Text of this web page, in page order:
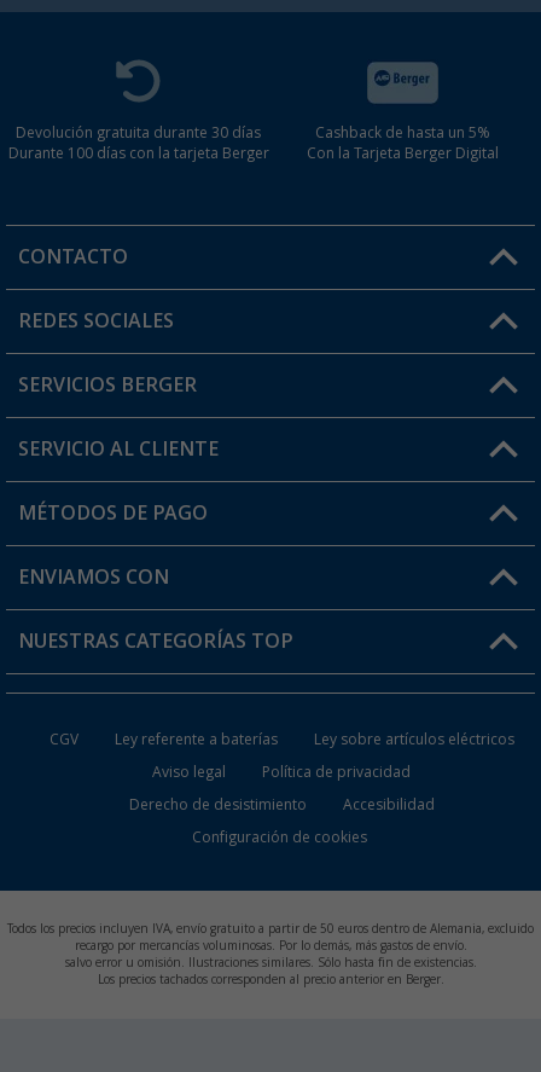
Devolución gratuita durante 30 días
Durante 100 días con la tarjeta Berger
Cashback de hasta un 5%
Con la Tarjeta Berger Digital
CONTACTO
Horario de atención al cliente:
¿Tienes alguna duda?
REDES SOCIALES
SERVICIOS BERGER
Conviértete en distribuidor
Mi cuenta
Tarjeta Berger Digital
SERVICIO AL CLIENTE
FAQ y Contacto
Información de envío
¿Dónde está mi pedido?
MÉTODOS DE PAGO
ENVIAMOS CON
NUESTRAS CATEGORÍAS TOP
Muebles de Camping
Baterías de Camping
CGV Ley referente a baterías
Ley sobre artículos eléctricos
Aviso legal
Política de privacidad
Derecho de desistimiento
Accesibilidad
Configuración de cookies
Todos los precios incluyen IVA, envío gratuito a partir de 50 euros dentro de Alemania, excluido
recargo por mercancías voluminosas. Por lo demás, más gastos de envío.
salvo error u omisión. Ilustraciones similares. Sólo hasta fin de existencias.
Los precios tachados corresponden al precio anterior en Berger.